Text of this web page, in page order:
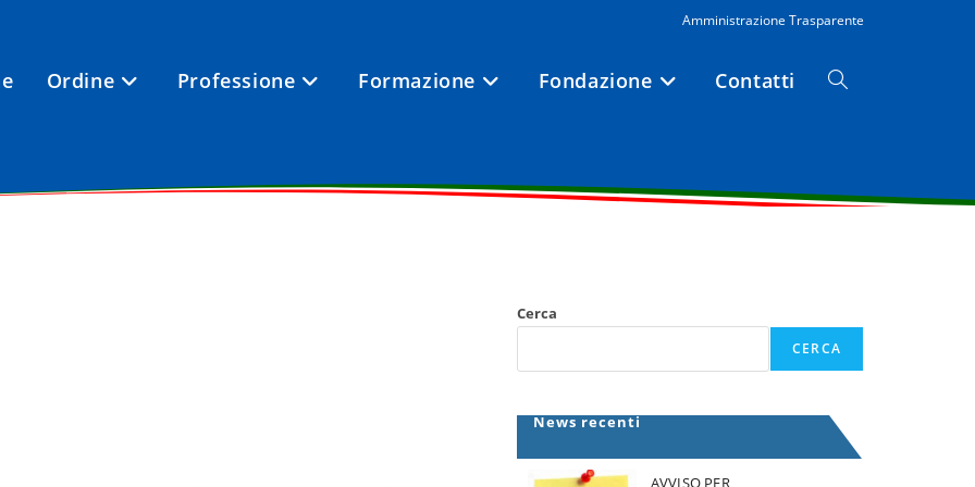
Amministrazione Trasparente
Ordine Professione Formazione Fondazione Contatti Attiva/disattiva
Cerca
CERCA
News recenti
AVVISO PER